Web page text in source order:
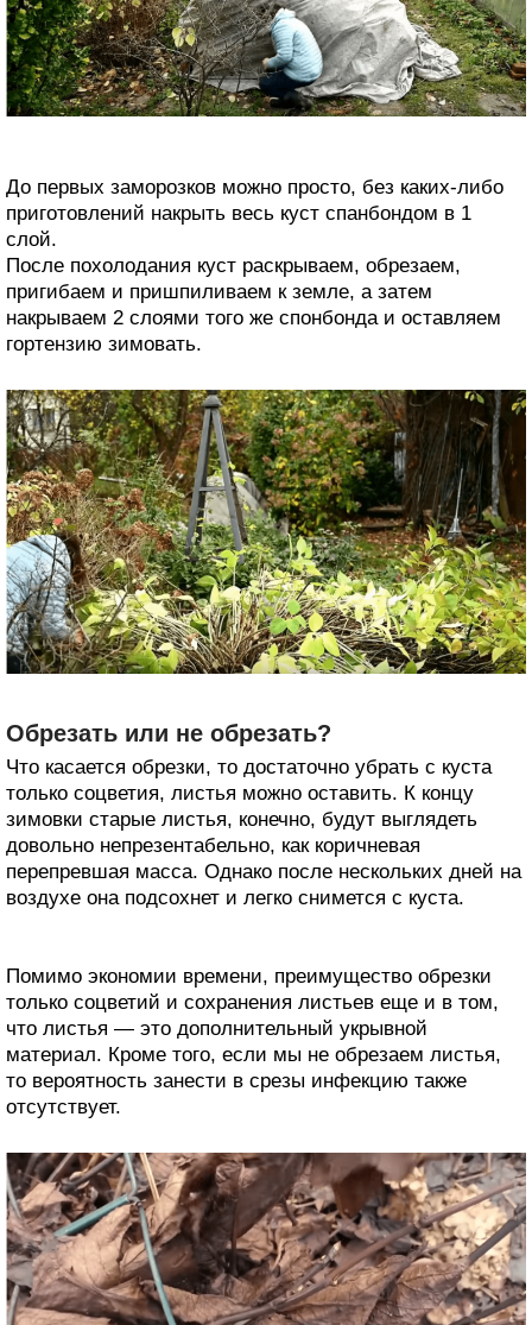
До первых заморозков можно просто, без каких-либо
приготовлений накрыть весь куст спанбондом в 1
слой.
После похолодания куст раскрываем, обрезаем,
пригибаем и пришпиливаем к земле, а затем
накрываем 2 слоями того же спонбонда и оставляем
гортензию зимовать.
Обрезать или не обрезать?
Что касается обрезки, то достаточно убрать с куста
только соцветия, листья можно оставить. К концу
зимовки старые листья, конечно, будут выглядеть
довольно непрезентабельно, как коричневая
перепревшая масса. Однако после нескольких дней на
воздухе она подсохнет и легко снимется с куста.
Помимо экономии времени, преимущество обрезки
только соцветий и сохранения листьев еще и в том,
что листья — это дополнительный укрывной
материал. Кроме того, если мы не обрезаем листья,
то вероятность занести в срезы инфекцию также
отсутствует.